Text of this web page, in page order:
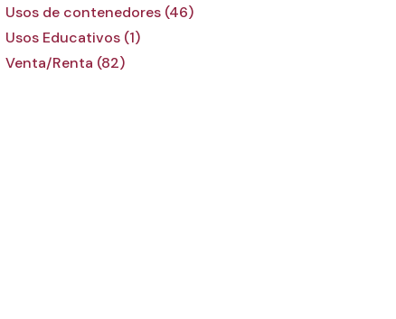
Usos de contenedores (46)
Usos Educativos (1)
Venta/Renta (82)